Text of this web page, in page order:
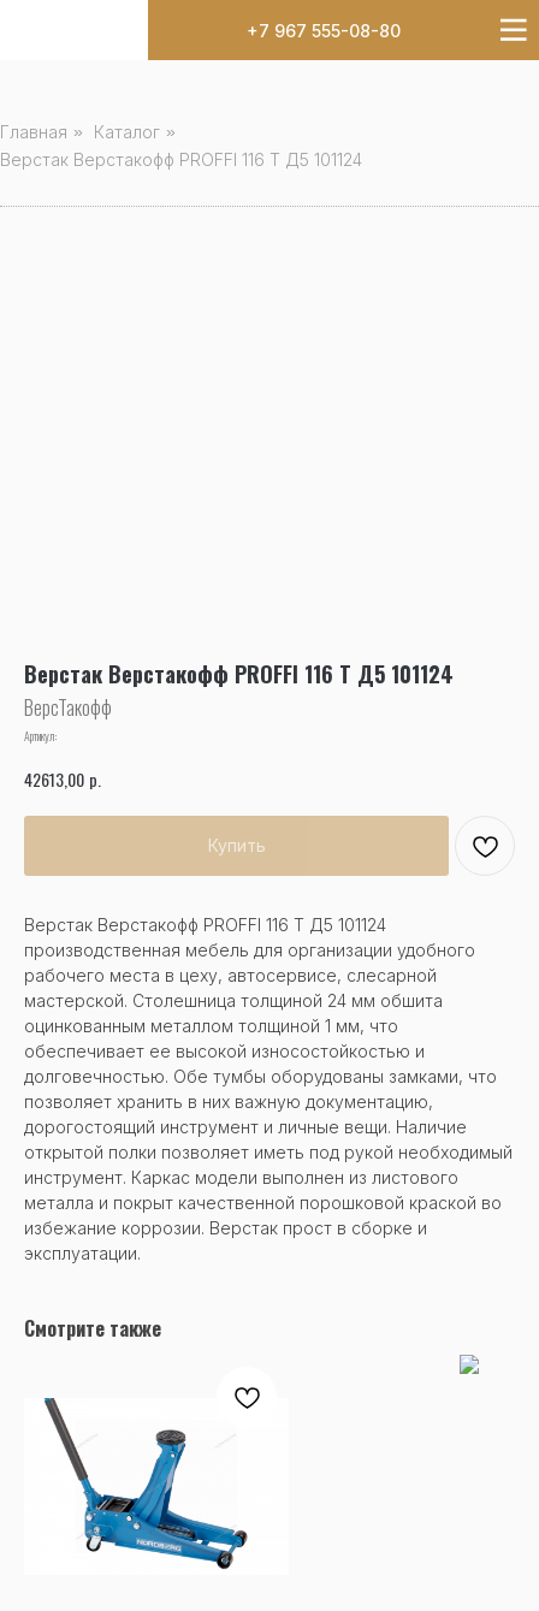
+7 967 555-08-80
Главная » Каталог »
Верстак Верстакофф PROFFI 116 Т Д5 101124
Верстак Верстакофф PROFFI 116 Т Д5 101124
ВерсТакофф
Артикул:
42613,00 р.
Купить
Верстак Верстакофф PROFFI 116 Т Д5 101124
производственная мебель для организации удобного
рабочего места в цеху, автосервисе, слесарной
мастерской. Столешница толщиной 24 мм обшита
оцинкованным металлом толщиной 1 мм, что
обеспечивает ее высокой износостойкостью и
долговечностью. Обе тумбы оборудованы замками, что
позволяет хранить в них важную документацию,
дорогостоящий инструмент и личные вещи. Наличие
открытой полки позволяет иметь под рукой необходимый
инструмент. Каркас модели выполнен из листового
металла и покрыт качественной порошковой краской во
избежание коррозии. Верстак прост в сборке и
эксплуатации.
Смотрите также